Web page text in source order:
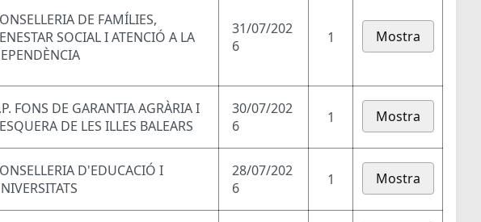
DE FAMÍLIES,
SOCIAL I ATENCIÓ A LA
31/07/202
6
1 Mostra
FONS DE GARANTIA AGRÀRIA I
DE LES ILLES BALEARS
30/07/202
6
1 Mostra
D'EDUCACIÓ I
28/07/202
6
1 Mostra